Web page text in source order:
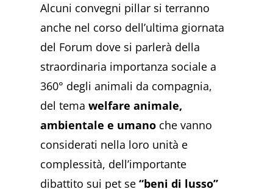
Alcuni convegni pillar si terranno
anche nel corso dell’ultima giornata
del Forum dove si parlerà della
straordinaria importanza sociale a
360° degli animali da compagnia,
del tema welfare animale,
ambientale e umano che vanno
considerati nella loro unità e
complessità, dell’importante
dibattito sui pet se “beni di lusso”